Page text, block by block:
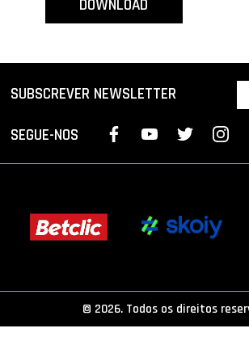
PROJETOS
LIGA BETCLIC FEMININA
DOWNLOAD
SUBSCREVER NEWSLETTER
SEGUE-NOS
© 2026. Todos os direitos